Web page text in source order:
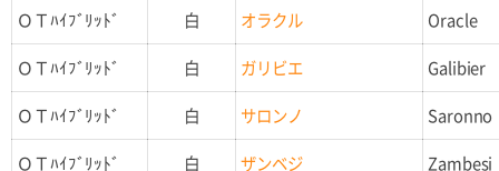
ＯＴﾊｲﾌﾞﾘｯﾄﾞ
白 オラクル
Oracle
ＯＴﾊｲﾌﾞﾘｯﾄﾞ
白 ガリビエ
Galibier
ＯＴﾊｲﾌﾞﾘｯﾄﾞ
白 サロンノ
Saronno
ＯＴﾊｲﾌﾞﾘｯﾄﾞ
白 ザンベジ Zambesi